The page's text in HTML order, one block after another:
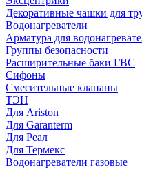
Декоративные чашки для
Водонагреватели
Арматура для
Группы безопасности
Расширительные баки ГВС
Сифоны
Смесительные клапаны
ТЭН
Для Ariston
Для Garanterm
Для Реал
Для Термекс
Водонагреватели газовые